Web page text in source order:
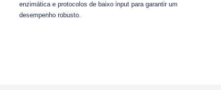
enzimática e protocolos de baixo input para garantir um
desempenho robusto.